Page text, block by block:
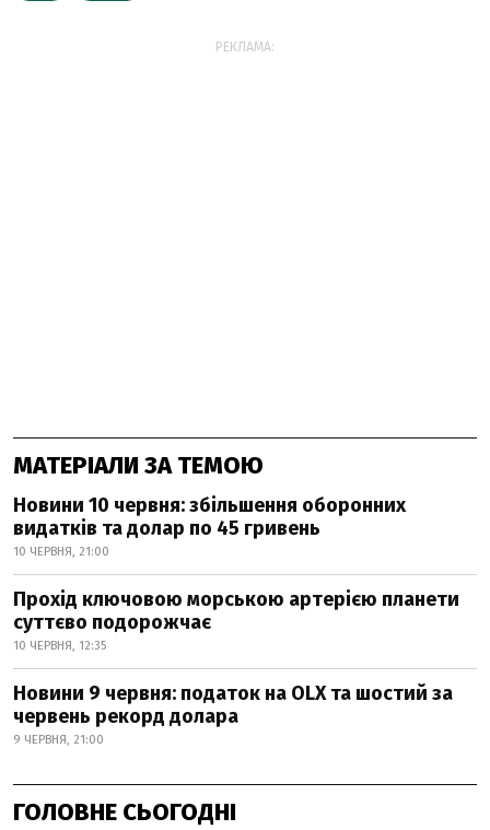
РЕКЛАМА:
МАТЕРІАЛИ ЗА ТЕМОЮ
Новини 10 червня: збільшення оборонних
видатків та долар по 45 гривень
10 ЧЕРВНЯ, 21:00
Прохід ключовою морською артерією планети
суттєво подорожчає
10 ЧЕРВНЯ, 12:35
Новини 9 червня: податок на OLX та шостий за
червень рекорд долара
9 ЧЕРВНЯ, 21:00
ГОЛОВНЕ СЬОГОДНІ